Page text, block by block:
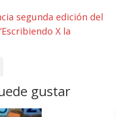
segunda edición del
X la
gustar